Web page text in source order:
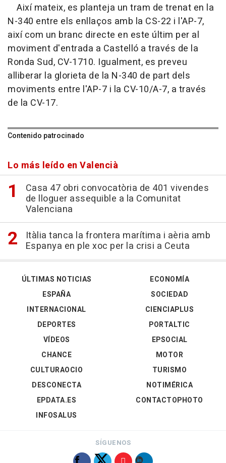
Així mateix, es planteja un tram de trenat en la
N-340 entre els enllaços amb la CS-22 i l'AP-7,
així com un branc directe en este últim per al
moviment d'entrada a Castelló a través de la
Ronda Sud, CV-1710. Igualment, es preveu
alliberar la glorieta de la N-340 de part dels
moviments entre l'AP-7 i la CV-10/A-7, a través
de la CV-17.
Contenido patrocinado
Lo más leído en Valencià
Casa 47 obri convocatòria de 401 vivendes
de lloguer assequible a la Comunitat
Valenciana
Itàlia tanca la frontera marítima i aèria amb
Espanya en ple xoc per la crisi a Ceuta
ÚLTIMAS NOTICIAS
ESPAÑA
INTERNACIONAL
DEPORTES
VÍDEOS
ECONOMÍA
SOCIEDAD
CIENCIAPLUS
PORTALTIC
EPSOCIAL
CHANCE
CULTURAOCIO
DESCONECTA
EPDATA.ES
INFOSALUS
MOTOR
TURISMO
NOTIMÉRICA
CONTACTOPHOTO
SÍGUENOS